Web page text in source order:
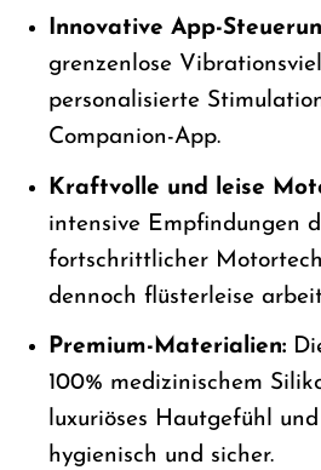
Innovative App-
grenzenlose
personalisierte
Companion-App.
Kraftvolle und leise
intensive Empfindungen
fortschrittlicher
dennoch flüsterleise
Premium-Materialien:
100% medizinischem
luxuriöses Hautgefühl
hygienisch und sicher.